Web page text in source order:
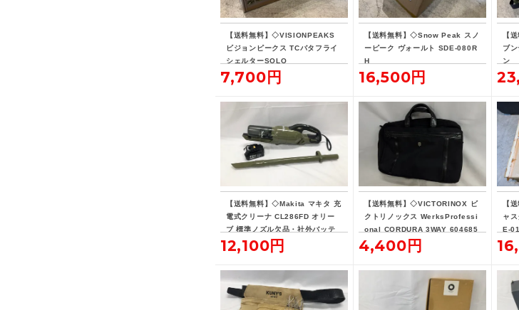
【送料無料】◇VISIONPEAKS
ビジョンピークス TCバタフライ
シェルターSOLO
7,700円
【送料無料】◇Snow Peak スノ
ーピーク ヴォールト SDE-080R
H
16,500円
【
ブ
ン
【送料無料】◇Makita マキタ 充
電式クリーナ CL286FD オリー
ブ 標準ノズル欠品・社外バッテ
リー付き
12,100円
【送料無料】◇VICTORINOX ビ
クトリノックス WerksProfessi
onal CORDURA 3WAY 604685
ブリーフケース
4,400円
【
ャ
E-